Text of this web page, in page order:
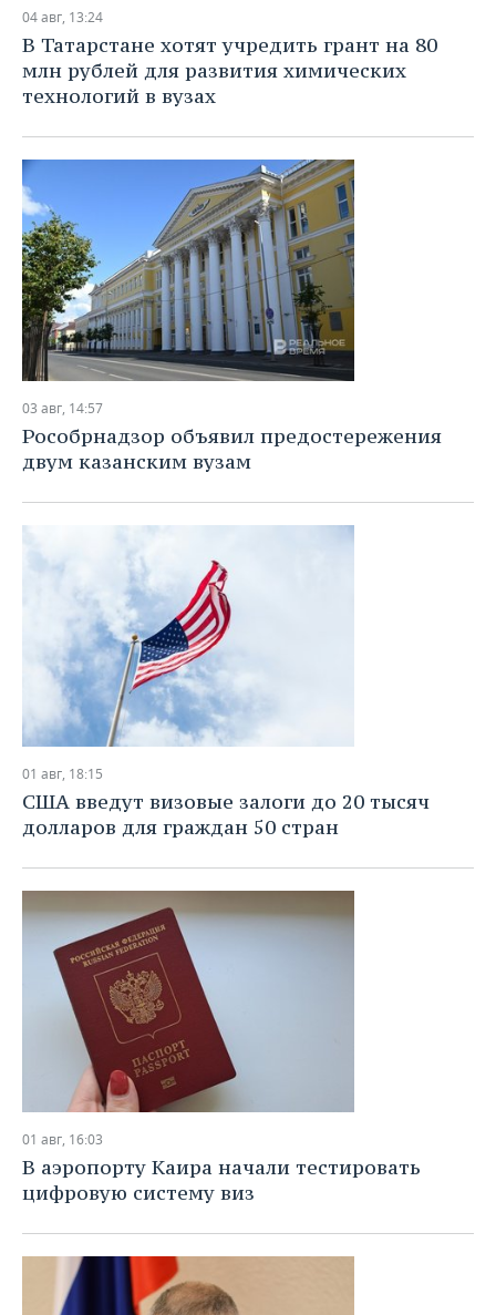
НЕФТЕХИМИЯ
НЕФТЬ
ОПК
ЭНЕРГЕТИКА
РОЗНИЧНАЯ ТОРГОВЛЯ
ТРАНСПОРТ
УСЛУГИ
НОВОСТИ ТЕХНОЛОГИЙ
IT
МЕДИА
ТЕЛЕКОММУНИКАЦИИ
МЕРОПРИЯТИЯ
НОВОСТИ МЕРОПРИЯТИЙ
ВЫЕЗДНАЯ РЕДАКЦИЯ
БИЗНЕС-БРАНЧИ
ONLINE-КОНФЕРЕНЦИИ
ОТКРЫТАЯ ЛЕКЦИЯ
СПОРТ
НОВОСТИ СПОРТА
ФУТБОЛ
ХОККЕЙ
БАСКЕТБОЛ
ВОЛЕЙБОЛ
КИБЕРСПОРТ
ФИГУРНОЕ КАТАНИЕ
ВОДНЫЕ ВИДЫ СПОРТА
ХОККЕЙ С МЯЧОМ
ОБЩЕСТВО
НОВОСТИ ОБЩЕСТВА
ВЛАСТЬ
ИНФРАСТРУКТУРА
ИСТОРИЯ
КУЛЬТУРА
МЕДИЦИНА
ОБРАЗОВАНИЕ
ПРОИСШЕСТВИЯ
ФОТОГАЛЕРЕЯ
СЮЖЕТЫ
СПРАВОЧНИК
СПИСОК ПЕРСОН
СПИСОК КОМПАНИЙ
ПОЛНАЯ ВЕРСИЯ
04 авг, 13:24
В Татарстане хотят учредить грант на 80
млн рублей для развития химических
технологий в вузах
03 авг, 14:57
Рособрнадзор объявил предостережения
двум казанским вузам
01 авг, 18:15
США введут визовые залоги до 20 тысяч
долларов для граждан 50 стран
01 авг, 16:03
В аэропорту Каира начали тестировать
цифровую систему виз